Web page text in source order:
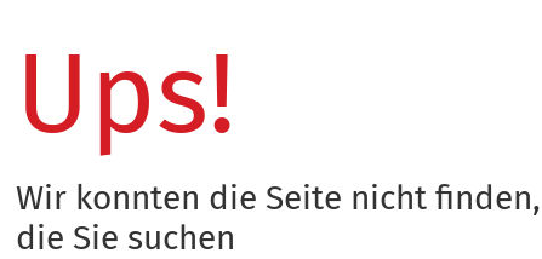
Ups!
Wir konnten die Seite nicht finden,
die Sie suchen